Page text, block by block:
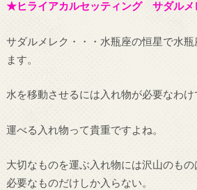
★ヒライアカルセッティング サダルメ
サダルメレク・・・水瓶座の恒星で水
ます。
水を移動させるには入れ物が必要なわけ
運べる入れ物って貴重ですよね。
大切なものを運ぶ入れ物には沢山のも
必要なものだけしか入らない。